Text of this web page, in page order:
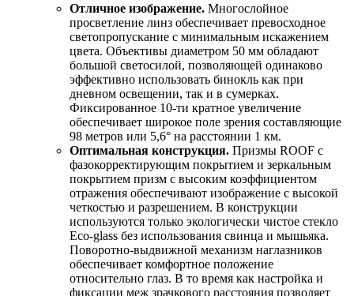
Отличное изображение. Многослойное
просветление линз обеспечивает превосходное
светопропускание с минимальным искажением
цвета. Объективы диаметром 50 мм обладают
большой светосилой, позволяющей одинаково
эффективно использовать бинокль как при
дневном освещении, так и в сумерках.
Фиксированное 10-ти кратное увеличение
обеспечивает широкое поле зрения составляющие
98 метров или 5,6° на расстоянии 1 км.
Оптимальная конструкция. Призмы ROOF с
фазокорректирующим покрытием и зеркальным
покрытием призм с высоким коэффициентом
отражения обеспечивают изображение с высокой
четкостью и разрешением. В конструкции
используются только экологически чистое стекло
Eco-glass без использования свинца и мышьяка.
Поворотно-выдвижной механизм наглазников
обеспечивает комфортное положение
относительно глаз. В то время как настройка и
фиксации меж зрачкового расстояния позволяет